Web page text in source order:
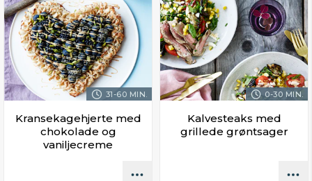
31-60 MIN.
Kransekagehjerte med
chokolade og
vaniljecreme
0-30 MIN.
Kalvesteaks med
grillede grøntsager